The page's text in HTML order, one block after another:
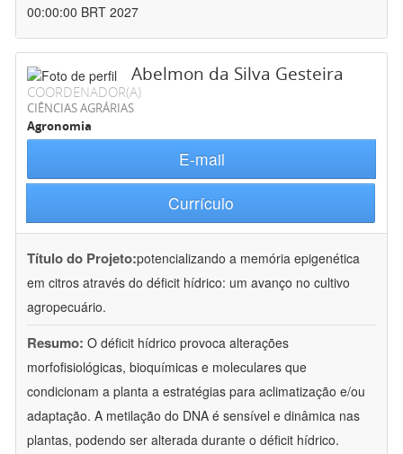
00:00:00 BRT 2027
Abelmon da Silva Gesteira
COORDENADOR(A)
CIÊNCIAS AGRÁRIAS
Agronomia
E-mail
Currículo
Título do Projeto:potencializando a memória epigenética
em citros através do déficit hídrico: um avanço no cultivo
agropecuário.
Resumo: O déficit hídrico provoca alterações
morfofisiológicas, bioquímicas e moleculares que
condicionam a planta a estratégias para aclimatização e/ou
adaptação. A metilação do DNA é sensível e dinâmica nas
plantas, podendo ser alterada durante o déficit hídrico.